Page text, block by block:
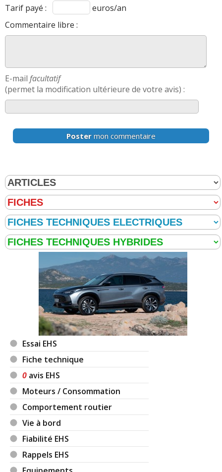
Tarif payé :
euros/an
Commentaire libre :
E-mail facultatif
(permet la modification ultérieure de votre avis) :
Poster mon commentaire
Essai EHS
Fiche technique
0 avis EHS
Moteurs / Consommation
Comportement routier
Vie à bord
Fiabilité EHS
Rappels EHS